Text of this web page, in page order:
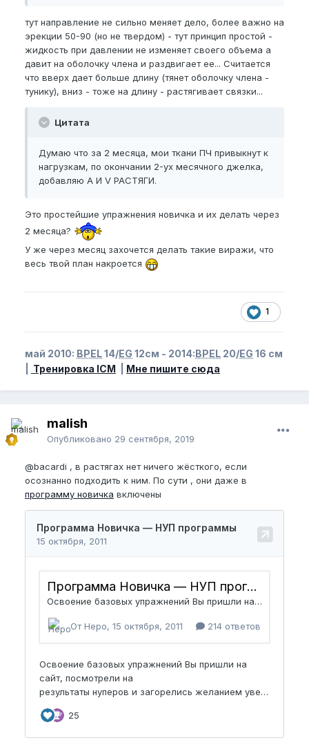
тут направление не сильно меняет дело, более важно на
эрекции 50-90 (но не твердом) - тут принцип простой -
жидкость при давлении не изменяет своего объема а
давит на оболочку члена и раздвигает ее... Считается
что вверх дает больше длину (тянет оболочку члена -
тунику), вниз - тоже на длину - растягивает связки...
Цитата
Думаю что за 2 месяца, мои ткани ПЧ привыкнут к
нагрузкам, по окончании 2-ух месячного джелка,
добавляю A И V РАСТЯГИ.
Это простейшие упражнения новичка и их делать через
2 месяца?
У же через месяц захочется делать такие виражи, что
весь твой план накроется
1
май 2010: BPEL14/EG 12см - 2014:BPEL 20/EG 16 см
Тренировка ICM Мне пишите сюда
malish
Опубликовано 29 сентября, 2019
@bacardi , в растягах нет ничего жёсткого, если
осознанно подходить к ним. По сути , они даже в
программу новичка включены